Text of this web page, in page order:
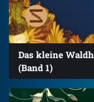
Das kleine
(Band 1)